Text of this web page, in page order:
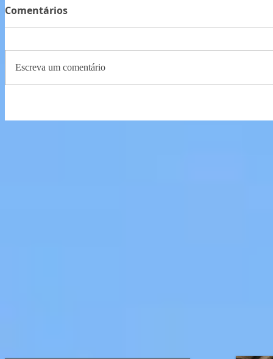
Comentários
Escreva um comentário